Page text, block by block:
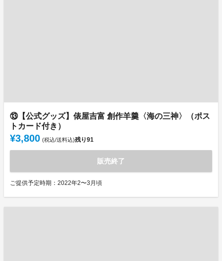
⑬【公式グッズ】俵屋吉富 創作羊羹〈海の三神〉（ポス
トカード付き）
¥3,800 (税込/送料込)残り91
販売終了
ご提供予定時期：2022年2〜3月頃